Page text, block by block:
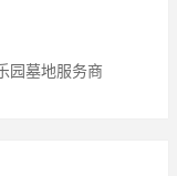
园墓地服务商